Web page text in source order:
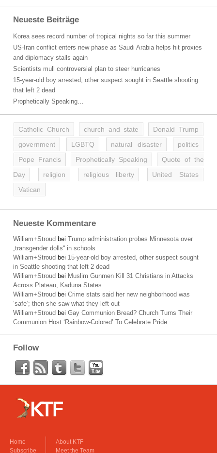
Neueste Beiträge
Korea sees record number of tropical nights so far this summer
US-Iran conflict enters new phase as Saudi Arabia helps hit proxies
and diplomacy stalls again
Scientists mull controversial plan to steer hurricanes
15-year-old boy arrested, other suspect sought in Seattle shooting
that left 2 dead
Prophetically Speaking…
Catholic Church church and state
Donald Trump
government
LGBTQ natural disaster
politics
Pope Francis
Prophetically Speaking
Quote of the
Day
religion religious liberty
United States
Vatican
Neueste Kommentare
William+Stroud bei Trump administration probes Minnesota over
„transgender dolls“ in schools
William+Stroud bei 15-year-old boy arrested, other suspect sought
in Seattle shooting that left 2 dead
William+Stroud bei Muslim Gunmen Kill 31 Christians in Attacks
Across Plateau, Kaduna States
William+Stroud bei Crime stats said her new neighborhood was
’safe‘; then she saw what they left out
William+Stroud bei Gay Communion Bread? Church Turns Their
Communion Host ‘Rainbow-Colored’ To Celebrate Pride
Follow
Home
Subscribe
About KTF
Meet the Team